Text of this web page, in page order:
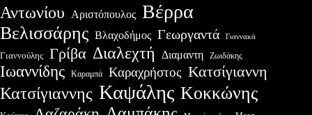
Αντωνίου Αριστόπουλος Βέρρα
Βελισσάρης Βλαχοδήμος Γεωργαντά Γιαννακά
Γιαννούλης Γρίβα Διαλεχτή Διαμαντη Ζωιδάκης
Ιωαννίδης Καραμπά Καραχρήστος Κατσίγιαννη
Κατσίγιαννης Καψάλης Κοκκώνης